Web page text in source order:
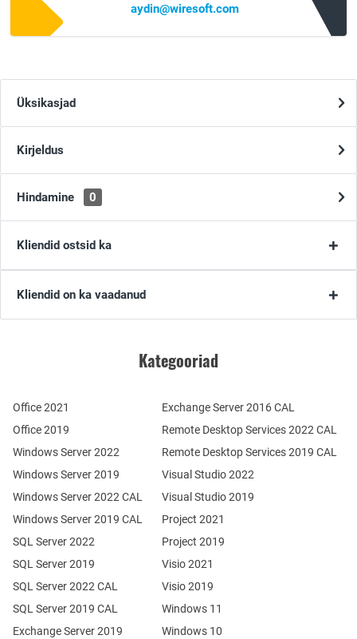
aydin@wiresoft.com
Üksikasjad
Kirjeldus
Hindamine 0
Kliendid ostsid ka
Kliendid on ka vaadanud
Kategooriad
Office 2021
Office 2019
Windows Server 2022
Windows Server 2019
Exchange Server 2019
SQL Server 2022
SQL Server 2019
Windows Server 2022 CAL
Windows Server 2019 CAL
SQL Server 2022 CAL
SQL Server 2019 CAL
Remote Desktop Services 2022 CAL
Remote Desktop Services 2019 CAL
Exchange Server 2016 CAL
Visual Studio 2022
Visual Studio 2019
Project 2021
Project 2019
Visio 2021
Visio 2019
Windows 11
Windows 10